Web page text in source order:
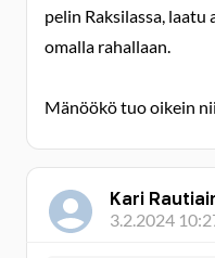
pelin Raksilassa, laatu
omalla rahallaan.
Mänöökö tuo oikein
Kari
3.2.2024